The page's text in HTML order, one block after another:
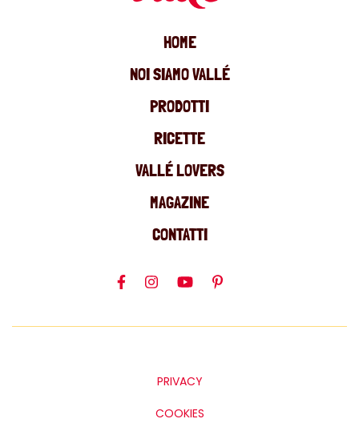
HOME
NOI SIAMO VALLÉ
PRODOTTI
RICETTE
VALLÉ LOVERS
MAGAZINE
CONTATTI
PRIVACY
COOKIES